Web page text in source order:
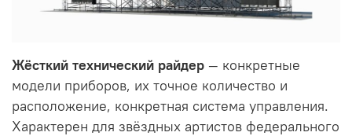
Жёсткий технический райдер — конкретные
модели приборов, их точное количество и
расположение, конкретная система управления.
Характерен для звёздных артистов федерального